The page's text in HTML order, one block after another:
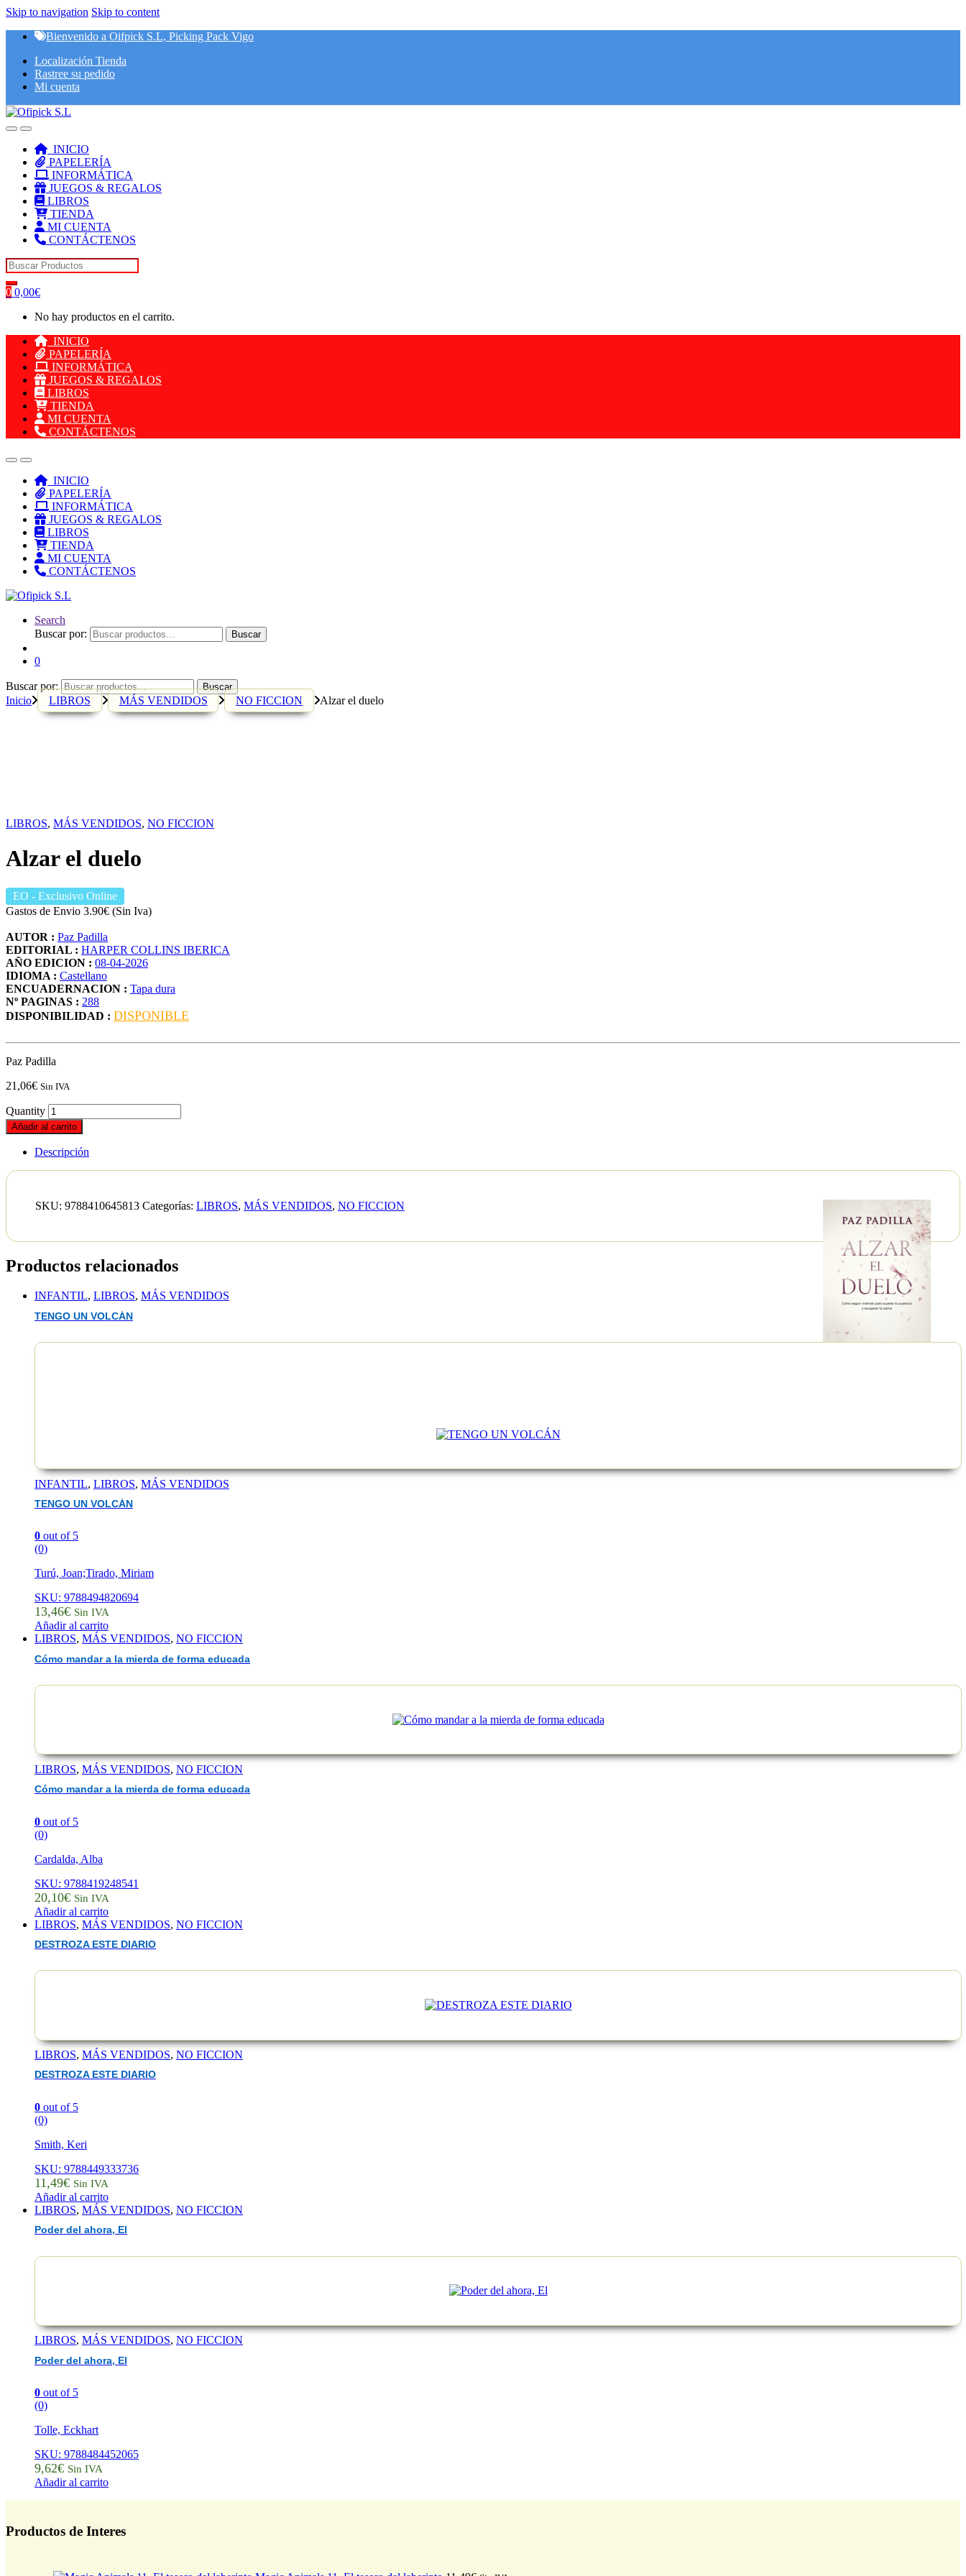
Skip to navigation Skip to content
Bienvenido a Oifpick S.L, Picking Pack Vigo
Localización Tienda
Rastree su pedido
Mi cuenta
INICIO
PAPELERÍA
INFORMÁTICA
JUEGOS & REGALOS
LIBROS
TIENDA
MI CUENTA
CONTÁCTENOS
Search for:
0 0,00€
No hay productos en el carrito.
INICIO
PAPELERÍA
INFORMÁTICA
JUEGOS & REGALOS
LIBROS
TIENDA
MI CUENTA
CONTÁCTENOS
INICIO
PAPELERÍA
INFORMÁTICA
JUEGOS & REGALOS
LIBROS
TIENDA
MI CUENTA
CONTÁCTENOS
Search
Buscar por:
Buscar
0
Buscar por: Buscar
Inicio LIBROS MÁS VENDIDOS NO FICCION Alzar el duelo
LIBROS, MÁS VENDIDOS, NO FICCION
Alzar el duelo
EO - Exclusivo Online
Gastos de Envio 3.90€ (Sin Iva)
AUTOR : Paz Padilla
EDITORIAL : HARPER COLLINS IBERICA
AÑO EDICION : 08-04-2026
IDIOMA : Castellano
ENCUADERNACION : Tapa dura
Nº PAGINAS : 288
DISPONIBILIDAD : DISPONIBLE
Paz Padilla
21,06€ Sin IVA
Quantity
Añadir al carrito
Descripción
SKU: 9788410645813 Categorías: LIBROS, MÁS VENDIDOS, NO FICCION
Productos relacionados
INFANTIL, LIBROS, MÁS VENDIDOS
TENGO UN VOLCÁN
INFANTIL, LIBROS, MÁS VENDIDOS
TENGO UN VOLCÁN
0 out of 5
(0)
Turú, Joan;Tirado, Miriam
SKU: 9788494820694
13,46€ Sin IVA
Añadir al carrito
LIBROS, MÁS VENDIDOS, NO FICCION
Cómo mandar a la mierda de forma educada
LIBROS, MÁS VENDIDOS, NO FICCION
Cómo mandar a la mierda de forma educada
0 out of 5
(0)
Cardalda, Alba
SKU: 9788419248541
20,10€ Sin IVA
Añadir al carrito
LIBROS, MÁS VENDIDOS, NO FICCION
DESTROZA ESTE DIARIO
LIBROS, MÁS VENDIDOS, NO FICCION
DESTROZA ESTE DIARIO
0 out of 5
(0)
Smith, Keri
SKU: 9788449333736
11,49€ Sin IVA
Añadir al carrito
LIBROS, MÁS VENDIDOS, NO FICCION
Poder del ahora, El
LIBROS, MÁS VENDIDOS, NO FICCION
Poder del ahora, El
0 out of 5
(0)
Tolle, Eckhart
SKU: 9788484452065
9,62€ Sin IVA
Añadir al carrito
Productos de Interes